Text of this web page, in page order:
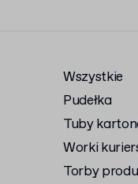
Wszystkie
Pudełka
Tuby
Worki
Torby